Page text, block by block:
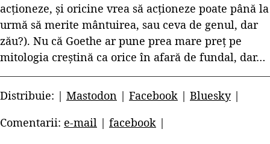
acționeze, și oricine vrea să acționeze poate până la
urmă să merite mântuirea, sau ceva de genul, dar
zău?). Nu că Goethe ar pune prea mare preț pe
mitologia creștină ca orice în afară de fundal, dar…
Distribuie: | Mastodon | Facebook | Bluesky|
Comentarii: e-mail | facebook |